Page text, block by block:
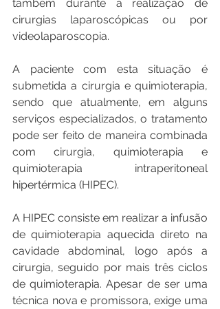
também durante a realização de
cirurgias laparoscópicas ou por
videolaparoscopia.
A paciente com esta situação é
submetida a cirurgia e quimioterapia,
sendo que atualmente, em alguns
serviços especializados, o tratamento
pode ser feito de maneira combinada
com cirurgia, quimioterapia e
quimioterapia intraperitoneal
hipertérmica (HIPEC).
A HIPEC consiste em realizar a infusão
de quimioterapia aquecida direto na
cavidade abdominal, logo após a
cirurgia, seguido por mais três ciclos
de quimioterapia. Apesar de ser uma
técnica nova e promissora, exige uma